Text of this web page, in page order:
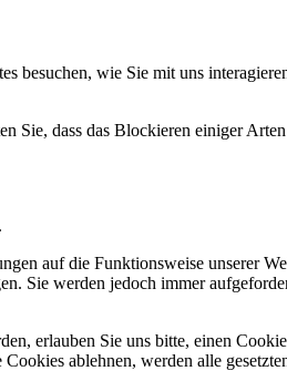
besuchen, wie Sie mit uns
Sie, dass das Blockieren einiger
auf die Funktionsweise unserer
Sie werden jedoch immer
erlauben Sie uns bitte, einen
ablehnen, werden alle